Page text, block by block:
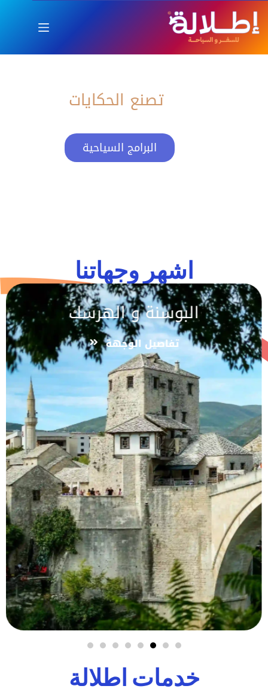
اطلالة
العام الجديد بإطلالة ساحرة
تصنع الحكايات
البرامج السياحية
اشهر وجهاتنا
البوسنة و الهرسك
تفاصيل الوجهة
خدمات اطلالة